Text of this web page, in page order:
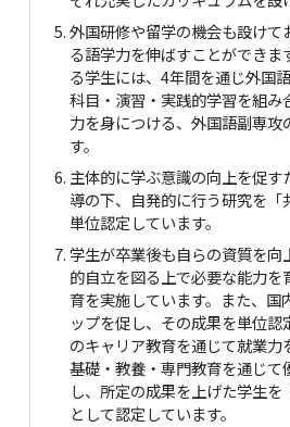
外国研修や留学の機会も設けて
る語学力を伸ばすことができま
る学生には、4年間を通じ外国
科目・演習・実践的学習を組み
力を身につける、外国語副専攻
す。
主体的に学ぶ意識の向上を促
導の下、自発的に行う研究を「
単位認定しています。
学生が卒業後も自らの資質を
的自立を図る上で必要な能力
育を実施しています。また、国
ップを促し、その成果を単位認
のキャリア教育を通じて就業力
基礎・教養・専門教育を通じて
し、所定の成果を上げた学生を
として認定しています。